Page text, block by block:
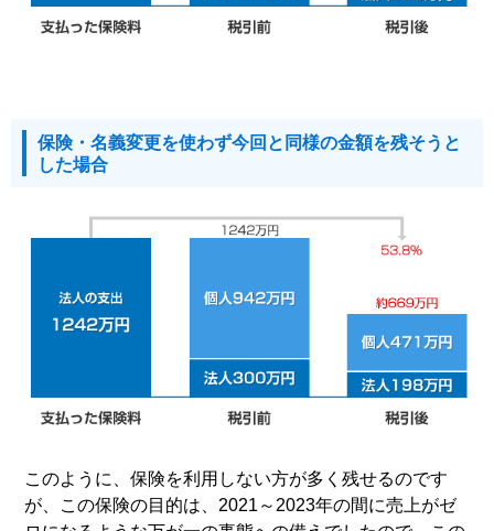
保険・名義変更を使わず今回と同様の金額を残そうと
した場合
このように、保険を利用しない方が多く残せるのです
が、この保険の目的は、2021～2023年の間に売上がゼ